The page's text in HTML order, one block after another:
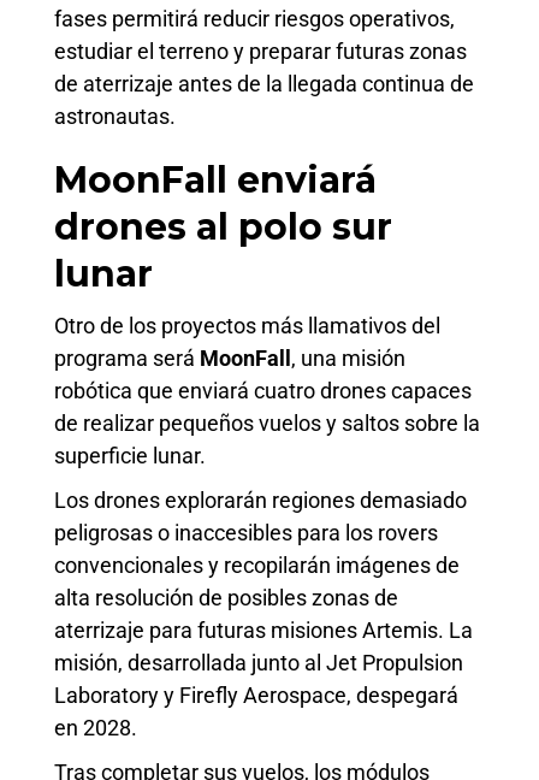
fases permitirá reducir riesgos operativos,
estudiar el terreno y preparar futuras zonas
de aterrizaje antes de la llegada continua de
astronautas.
MoonFall enviará
drones al polo sur
lunar
Otro de los proyectos más llamativos del
programa será MoonFall , una misión
robótica que enviará cuatro drones capaces
de realizar pequeños vuelos y saltos sobre la
superficie lunar.
Los drones explorarán regiones demasiado
peligrosas o inaccesibles para los rovers
convencionales y recopilarán imágenes de
alta resolución de posibles zonas de
aterrizaje para futuras misiones Artemis. La
misión, desarrollada junto al Jet Propulsion
Laboratory y Firefly Aerospace, despegará
en 2028.
Tras completar sus vuelos, los módulos